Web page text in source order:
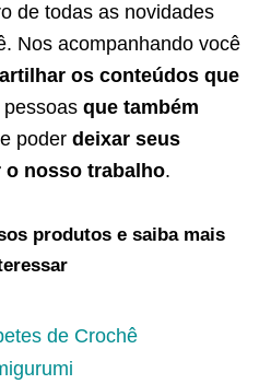
de todas as novidades
Nos acompanhando você
os conteúdos que
pessoas que também
poder deixar seus
o nosso trabalho.
produtos e saiba mais
de Crochê